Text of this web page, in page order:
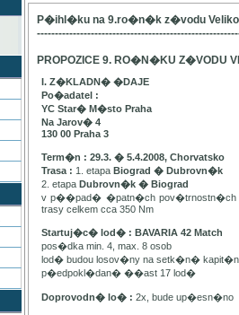
P�ihl�ku na 9.ro�n�k z�vodu
PROPOZICE 9. RO�N�KU Z�VODU
I. Z�KLADN� �DAJE
Po�adatel :
YC Star� M�sto Praha
Na Jarov� 4
130 00 Praha 3
Term�n : 29.3. � 5.4.2008, Chorvatsko
Trasa : 1. etapa Biograd � Dubrovn�k
2. etapa Dubrovn�k � Biograd
v p��pad� �patn�ch pov�trnostn�ch
trasy celkem cca 350 Nm
Startuj�c� lod� : BAVARIA 42 Match
pos�dka min. 4, max. 8 osob
lod� budou losov�ny na setk�n�
p�edpokl�dan� ��ast 17 lod�
Doprovodn� lo� : 2x, bude up�esn�no